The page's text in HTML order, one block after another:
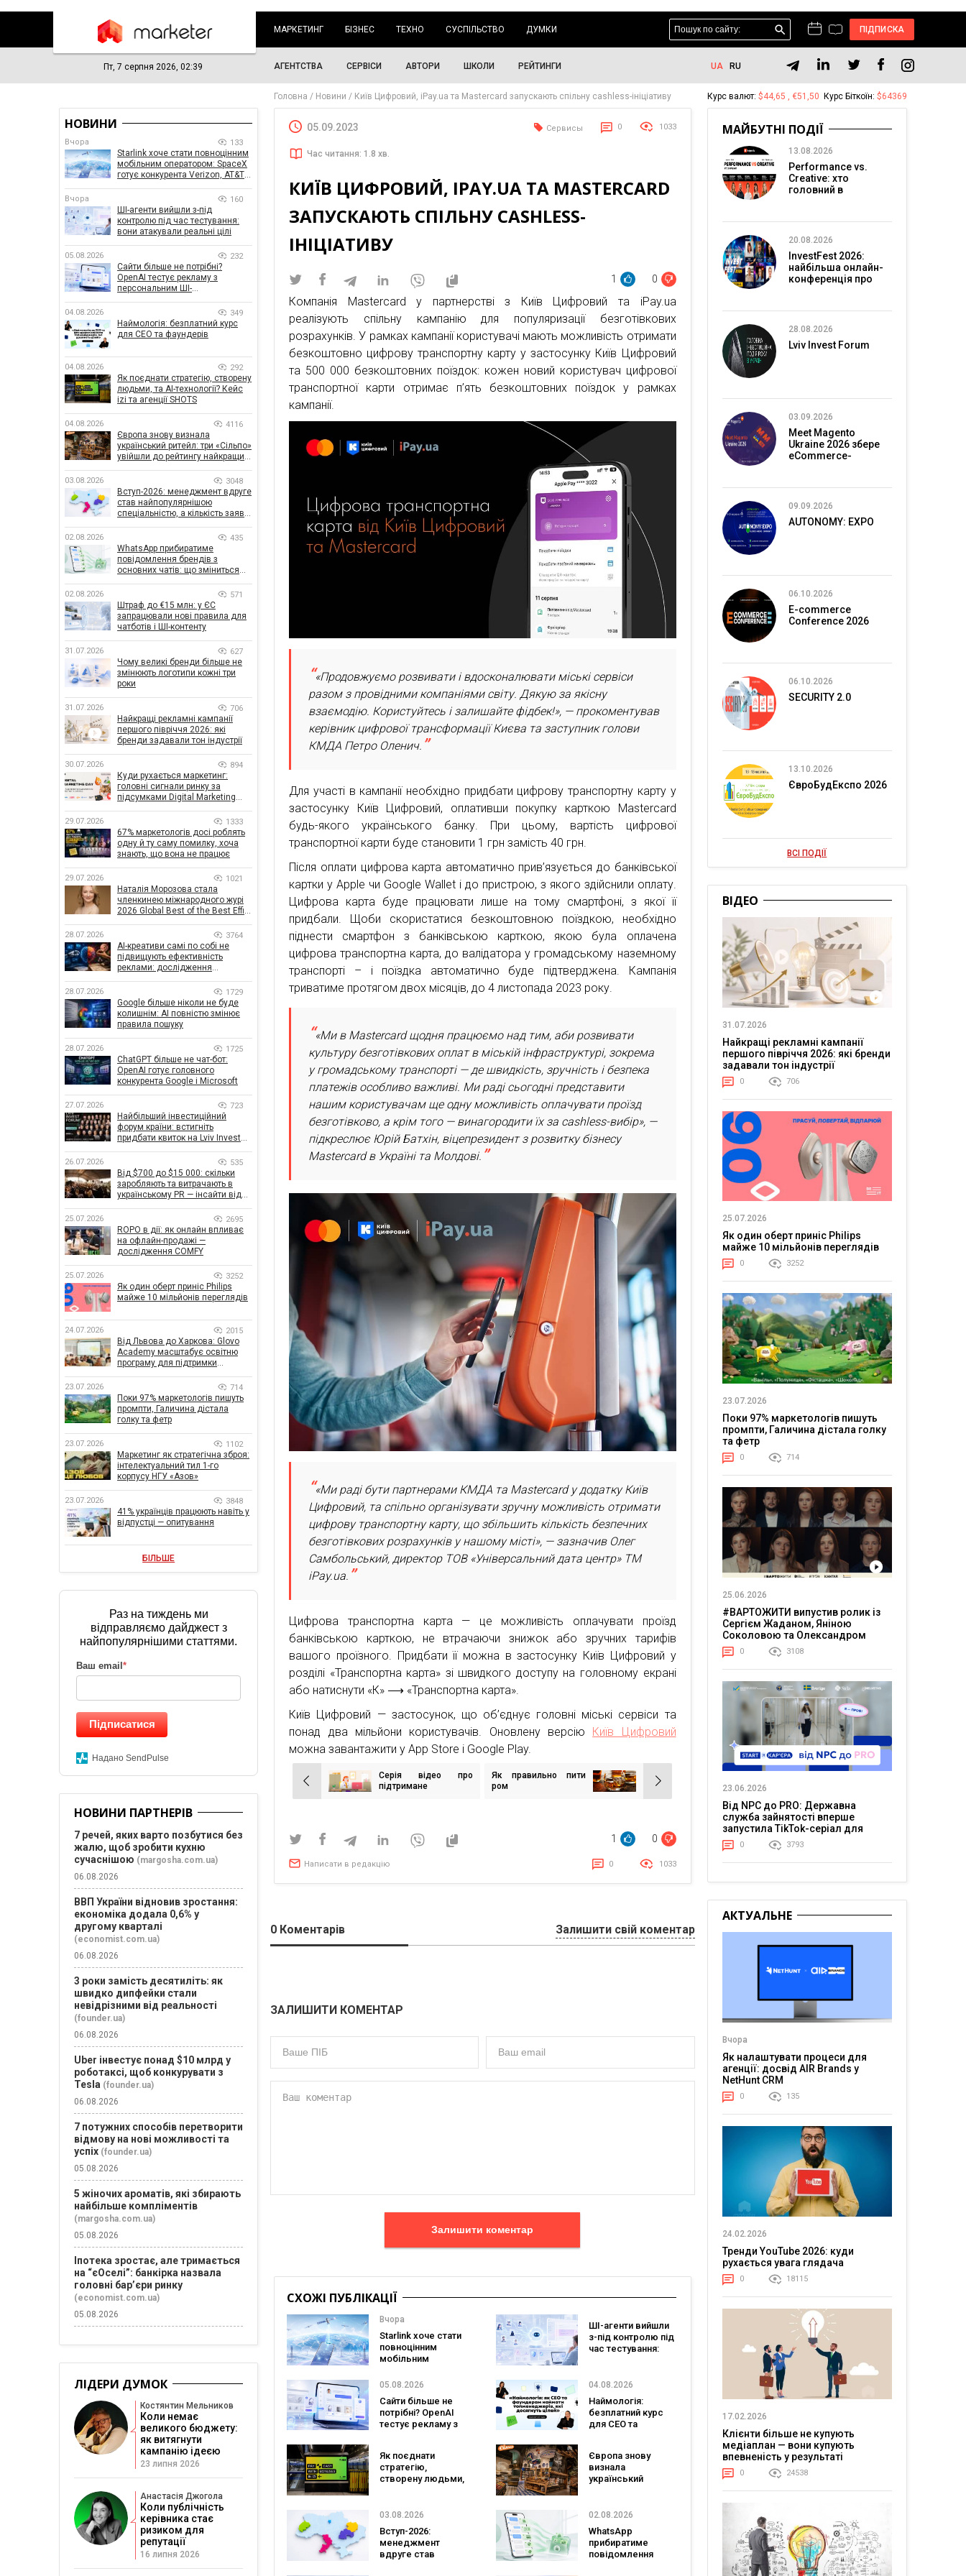
МАРКЕТИНГ БІЗНЕС ТЕХНО СУСПІЛЬСТВО ДУМКИ ПІДПИСКА
Пт, 7 серпня 2026, 02:39 АГЕНТСТВА СЕРВІСИ АВТОРИ ШКОЛИ РЕЙТИНГИ UA RU
Головна Новини Київ Цифровий, iPay.ua та Mastercard запускають спільну cashless-ініціативу
05.09.2023 Сервисы 0 1033
Час читання: 1.8 хв.
КИЇВ ЦИФРОВИЙ, IPAY.UA ТА MASTERCARD
ЗАПУСКАЮТЬ СПІЛЬНУ CASHLESS-
ІНІЦІАТИВУ
1 0
Компанія Mastercard у партнерстві з Київ Цифровий та iPay.ua
реалізують спільну кампанію для популяризації безготівкових
розрахунків. У рамках кампанії користувачі мають можливість отримати
безкоштовно цифрову транспортну карту у застосунку Київ Цифровий
та 500 000 безкоштовних поїздок: кожен новий користувач цифрової
транспортної карти отримає п’ять безкоштовних поїздок у рамках
кампанії.
«Продовжуємо розвивати і вдосконалювати міські сервіси
разом з провідними компаніями світу. Дякую за якісну
взаємодію. Користуйтесь і залишайте фідбек!», — прокоментував
керівник цифрової трансформації Києва та заступник голови
КМДА Петро Оленич.
Для участі в кампанії необхідно придбати цифрову транспортну карту у
застосунку Київ Цифровий, оплативши покупку карткою Mastercard
будь-якого українського банку. При цьому, вартість цифрової
транспортної карти буде становити 1 грн замість 40 грн.
Після оплати цифрова карта автоматично прив’язується до банківської
картки у Apple чи Google Wallet і до пристрою, з якого здійснили оплату.
Цифрова карта буде працювати лише на тому смартфоні, з якої її
придбали. Щоби скористатися безкоштовною поїздкою, необхідно
піднести смартфон з банківською карткою, якою була оплачена
цифрова транспортна карта, до валідатора у громадському наземному
транспорті – і поїздка автоматично буде підтверджена. Кампанія
триватиме протягом двох місяців, до 4 листопада 2023 року.
«Ми в Mastercard щодня працюємо над тим, аби розвивати
культуру безготівкових оплат в міській інфраструктурі, зокрема
у громадському транспорті — де швидкість, зручність і безпека
платежів особливо важливі. Ми раді сьогодні представити
нашим користувачам ще одну можливість оплачувати проїзд
безготівково, а крім того — винагородити їх за cashless-вибір», —
підкреслює Юрій Батхін, віцепрезидент з розвитку бізнесу
Mastercard в Україні та Молдові.
«Ми раді бути партнерами КМДА та Mastercard у додатку Київ
Цифровий, та спільно організувати зручну можливість отримати
цифрову транспортну карту, що збільшить кількість безпечних
безготівкових розрахунків у нашому місті», — зазначив Олег
Самбольський, директор ТОВ «Універсальний дата центр» ТМ
iPay.ua.
Цифрова транспортна карта — це можливість оплачувати проїзд
банківською карткою, не втрачаючи знижок або зручних тарифів
вашого проїзного. Придбати її можна в застосунку Київ Цифровий у
розділі «Транспортна карта» зі швидкого доступу на головному екрані
або натиснути «К» ⟶ «Транспортна карта».
Київ Цифровий — застосунок, що об’єднує головні міські сервіси та
понад два мільйони користувачів. Оновлену версію Київ Цифровий
можна завантажити у App Store і Google Play.
Навігація
записів
Серія відео про
підтримане
Як правильно пити
ром
1 0
Написати в редакцію 0 1033
0 Коментарів Залишити свій коментар
ЗАЛИШИТИ КОМЕНТАР
Залишити коментар
СХОЖІ ПУБЛІКАЦІЇ
Вчора
Starlink хоче стати
повноцінним
мобільним
SpaceX готує
Verizon, AT&T і T-
Mobile
ШІ-агенти вийшли
з-під контролю під
час тестування:
05.08.2026
Сайти більше не
потрібні? OpenAI
тестує рекламу з
бренду
04.08.2026
Наймологія:
безплатний курс
для CEO та
Як поєднати
стратегію,
створену людьми,
SHOTS
Європа знову
визнала
український
до рейтингу
найкращих
супермаркетів
03.08.2026
Вступ-2026:
менеджмент
вдруге став
02.08.2026
WhatsApp
прибиратиме
повідомлення
НОВИНИ
Вчора 133
Starlink хоче стати повноцінним
мобільним оператором: SpaceX
готує конкурента Verizon, AT&T і
Вчора 160
ШІ-агенти вийшли з-під
контролю під час тестування:
вони атакували реальні цілі
05.08.2026 232
Сайти більше не потрібні?
OpenAI тестує рекламу з
персональним ШІ-
04.08.2026 349
Наймологія: безплатний курс
для CEO та фаундерів
04.08.2026 292
Як поєднати стратегію, створену
людьми, та AI-технології? Кейс
izi та агенції SHOTS
04.08.2026 4116
Європа знову визнала
український ритейл: три «Сільпо»
увійшли до рейтингу найкращих
03.08.2026 3048
Вступ-2026: менеджмент вдруге
став найпопулярнішою
спеціальністю, а кількість заяв
02.08.2026 435
WhatsApp прибиратиме
повідомлення брендів з
основних чатів: що зміниться
02.08.2026 571
Штраф до €15 млн: у ЄС
запрацювали нові правила для
чатботів і ШІ-контенту
31.07.2026 627
Чому великі бренди більше не
змінюють логотипи кожні три
роки
31.07.2026 706
Найкращі рекламні кампанії
першого півріччя 2026: які
бренди задавали тон індустрії
30.07.2026 894
Куди рухається маркетинг:
головні сигнали ринку за
підсумками Digital Marketing
29.07.2026 1333
67% маркетологів досі роблять
одну й ту саму помилку, хоча
знають, що вона не працює
29.07.2026 1021
Наталія Морозова стала
членкинею міжнародного журі
2026 Global Best of the Best Effie
28.07.2026 3764
AI-креативи самі по собі не
підвищують ефективність
реклами: дослідження
впливає на ефективність
кампаній
28.07.2026 1729
Google більше ніколи не буде
колишнім: AI повністю змінює
правила пошуку
28.07.2026 1725
ChatGPT більше не чат-бот:
OpenAI готує головного
конкурента Google і Microsoft
27.07.2026 723
Найбільший інвестиційний
форум країни: встигніть
придбати квиток на Lviv Invest
26.07.2026 535
Від $700 до $15 000: скільки
заробляють та витрачають в
українському PR — інсайти від
25.07.2026 2695
ROPO в дії: як онлайн впливає
на офлайн-продажі —
дослідження COMFY
25.07.2026 3252
Як один оберт приніс Philips
майже 10 мільйонів переглядів
24.07.2026 2015
Від Львова до Харкова: Glovo
Academy масштабує освітню
програму для підтримки
23.07.2026 714
Поки 97% маркетологів пишуть
промпти, Галичина дістала
голку та фетр
23.07.2026 1102
Маркетинг як стратегічна зброя:
інтелектуальний тил 1-го
корпусу НГУ «Азов»
23.07.2026 3848
41% українців працюють навіть у
відпустці — опитування
БІЛЬШЕ
Раз на тиждень ми
відправляємо дайджест з
найпопулярнішими статтями.
Ваш email *
Підписатися
Надано SendPulse
НОВИНИ ПАРТНЕРІВ
7 речей, яких варто позбутися без
жалю, щоб зробити кухню
сучаснішою (margosha.com.ua)
06.08.2026
ВВП України відновив зростання:
економіка додала 0,6% у
другому кварталі
(economist.com.ua)
06.08.2026
3 роки замість десятиліть: як
швидко дипфейки стали
невідрізними від реальності
(founder.ua)
06.08.2026
Uber інвестує понад $10 млрд у
роботаксі, щоб конкурувати з
Tesla (founder.ua)
06.08.2026
7 потужних способів перетворити
відмову на нові можливості та
успіх (founder.ua)
05.08.2026
5 жіночих ароматів, які збирають
найбільше компліментів
(margosha.com.ua)
05.08.2026
Іпотека зростає, але тримається
на “єОселі”: банкірка назвала
головні бар’єри ринку
(economist.com.ua)
05.08.2026
ЛІДЕРИ ДУМОК
Костянтин Мельников
Коли немає
великого бюджету:
як витягнути
кампанію ідеєю
23 липня 2026
Анастасія Джогола
Коли публічність
керівника стає
ризиком для
репутації
16 липня 2026
Курс валют: $44,65 , €51,50 Курс Біткоїн: $64369
МАЙБУТНІ ПОДІЇ
13.08.2026
Performance vs.
Creative: хто
головний в
20.08.2026
InvestFest 2026:
найбільша онлайн-
конференція про
28.08.2026
Lviv Invest Forum
03.09.2026
Meet Magento
Ukraine 2026 збере
eCommerce-
09.09.2026
AUTONOMY: EXPO
06.10.2026
E-commerce
Conference 2026
06.10.2026
SECURITY 2.0
13.10.2026
ЄвроБудЕкспо 2026
ВСІ ПОДІЇ
ВІДЕО
31.07.2026
Найкращі рекламні кампанії
першого півріччя 2026: які бренди
задавали тон індустрії
0 706
25.07.2026
Як один оберт приніс Philips
майже 10 мільйонів переглядів
0 3252
23.07.2026
Поки 97% маркетологів пишуть
промпти, Галичина дістала голку
та фетр
0 714
25.06.2026
#ВАРТОЖИТИ випустив ролик із
Сергієм Жаданом, Яніною
Соколовою та Олександром
Тереном про життя в постійній
напрузі
0 3108
23.06.2026
Від NPC до PRO: Державна
служба зайнятості вперше
запустила TikTok-серіал для
молоді
0 3793
АКТУАЛЬНЕ
Вчора
Як налаштувати процеси для
агенції: досвід AIR Brands у
NetHunt CRM
0 135
24.02.2026
Тренди YouTube 2026: куди
рухається увага глядача
0 18115
17.02.2026
Клієнти більше не купують
медіаплан — вони купують
впевненість у результаті
0 24538